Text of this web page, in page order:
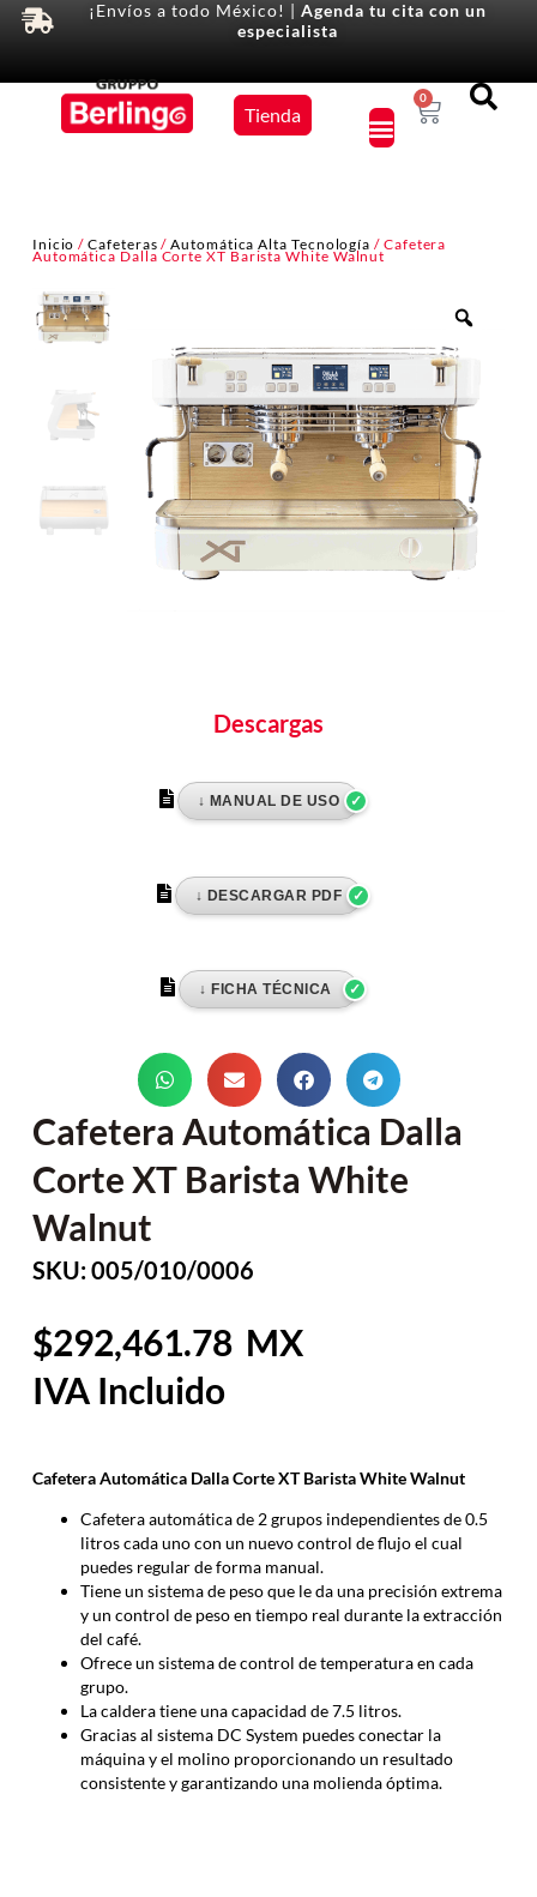
¡Envíos a todo México! | Agenda tu cita con un
especialista
Tienda
0
Inicio /Cafeteras /Automática Alta Tecnología / Cafetera
Automática Dalla Corte XT Barista White Walnut
Descargas
Cafetera Automática Dalla
Corte XT Barista White
Walnut
SKU: 005/010/0006
292,461.78
Cafetera Automática Dalla Corte XT Barista White Walnut
Cafetera automática de 2 grupos independientes de 0.5
litros cada uno con un nuevo control de flujo el cual
puedes regular de forma manual.
Tiene un sistema de peso que le da una precisión extrema
y un control de peso en tiempo real durante la extracción
del café.
Ofrece un sistema de control de temperatura en cada
grupo.
La caldera tiene una capacidad de 7.5 litros.
Gracias al sistema DC System puedes conectar la
máquina y el molino proporcionando un resultado
consistente y garantizando una molienda óptima.